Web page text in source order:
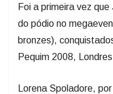
Foi a primeira vez
do pódio no
bronzes),
Pequim 2008,
Lorena Spoladore,